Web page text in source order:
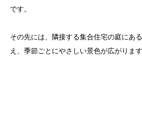
です。
その先には、隣接する集合住宅の庭にあ
え、季節ごとにやさしい景色が広がります